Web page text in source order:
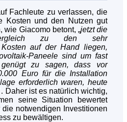
Fachleute zu verlassen, die
Kosten und den Nutzen gut
wie Giacomo betont, „jetzt die
zu den sehr
Kosten auf der Hand liegen,
Paneele sind um fast
zu sagen, dass vor
Euro für die Installation
erforderlich waren, heute
. Daher ist es natürlich wichtig,
seine Situation bewertet
notwendigen Investitionen
zu bewältigen.